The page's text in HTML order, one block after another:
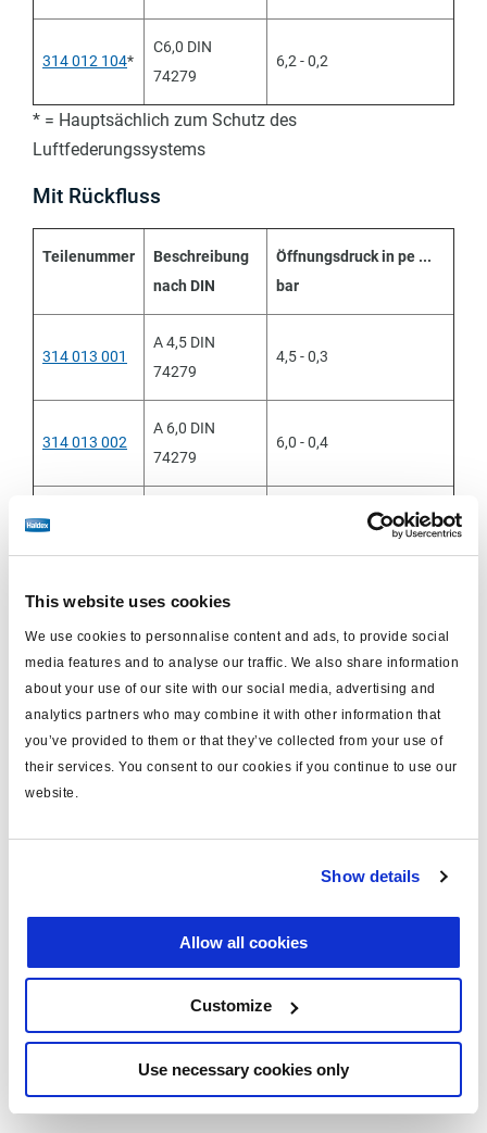
This website uses cookies
We use cookies to personnalise content and ads, to provide social
media features and to analyse our traffic. We also share information
about your use of our site with our social media, advertising and
analytics partners who may combine it with other information that
you’ve provided to them or that they’ve collected from your use of
their services. You consent to our cookies if you continue to use our
website.
Show details
Allow all cookies
Customize
Use necessary cookies only
314 012 104*
C6,0 DIN
74279
6,2 - 0,2
* = Hauptsächlich zum Schutz des
Luftfederungssystems
Mit Rückfluss
Teilenummer
Beschreibung
nach DIN
Öffnungsdruck in pe ...
bar
314 013 001
A 4,5 DIN
74279
4,5 - 0,3
314 013 002
A 6,0 DIN
74279
6,0 - 0,4
314 013 003
A 6,5 DIN
314 013 006
A 3,5 DIN
74279
314 013 008
A 7,3 DIN
8,3 - 0,4
012**
A 0,8 DIN
74279
314 110 001 A 4,5 - 22 4,5 - 0,3
** = Für den Schutzdruck im Hebesack. Anschluss 1 in
Richtung Hebesack montiert.